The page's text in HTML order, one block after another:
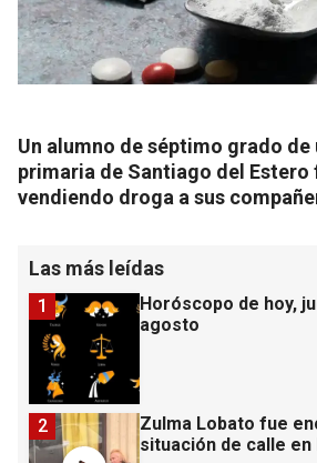
Un alumno de séptimo grado de
primaria de Santiago del
vendiendo droga a sus
Las más leídas
Horóscopo de hoy,
agosto
1
Zulma Lobato fue
situación de calle en
2